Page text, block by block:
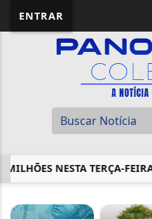
ENTRAR
NESTA TERÇA-FEIRA